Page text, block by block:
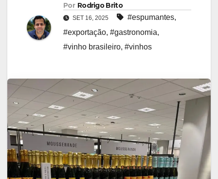
Por Rodrigo Brito
SET 16, 2025 #espumantes,
#exportação, #gastronomia,
#vinho brasileiro, #vinhos